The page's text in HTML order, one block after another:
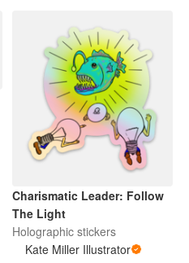
Charismatic Leader: Follow
The Light
Holographic stickers
Kate Miller Illustrator